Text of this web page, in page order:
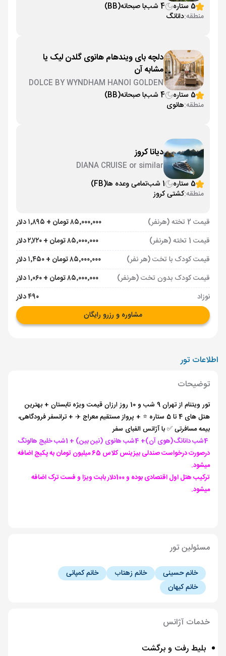
5 ستاره 4 شب با صبحانه(BB)
منطقه:دانانگ
دلچه بای ویندهام هانوی گلدن لیک یا
مشابه آن
DOLCE BY WYNDHAM HANOI GOLDEN
LAKE Or similar
5 ستاره 4 شب با صبحانه(BB)
منطقه:هانوی
دیانا کروز
DIANA CRUISE or similar
5 ستاره
1 شب تمامی وعده ها(FB)
منطقه:کشتی کروز
قیمت 2 تخته (هرنفر)
۸۵٬۰۰۰٬۰۰۰ تومان + ۱٬۸۹۵ دلار
قیمت 1 تخته (هرنفر)
۸۵٬۰۰۰٬۰۰۰ تومان + ۲٬۷۲۰ دلار
قیمت کودک با تخت (هر نفر)
۸۵٬۰۰۰٬۰۰۰ تومان + ۱٬۴۵۰ دلار
قیمت کودک بدون تخت (هرنفر)
۸۵٬۰۰۰٬۰۰۰ تومان + ۱٬۰۶۰ دلار
نوزاد
۴۹۰ دلار
مشاوره و رزرو رایگان
اطلاعات تور
توضیحات
تور ویتنام از تهران 9 شب و 10 روز ارزان قیمت ویژه تابستان + بهترین
هتل های 4 تا 5 ستاره ⭐️ + پرواز مستقیم معراج ✈️ + ترانسفر فرودگاهی،
بیمه مسافرتی ✅ با آژانس الفبای سفر
+ 4شب هانوی (نین بین)
+ 1شب خلیج هالونگ
درصورت درخواست صندلی بیزینس کلاس 65 میلیون تومان به پکیج اضافه
میشود.
ترکیب هتل اول اقتصادی بوده و 100دلار بابت ویزا و فست ترک اضافه
میشود.
مسئولین تور
خانم حسینی خانم زهتاب
خانم کمپانی
خانم کیهان
خدمات آژانس
بلیط رفت و برگشت